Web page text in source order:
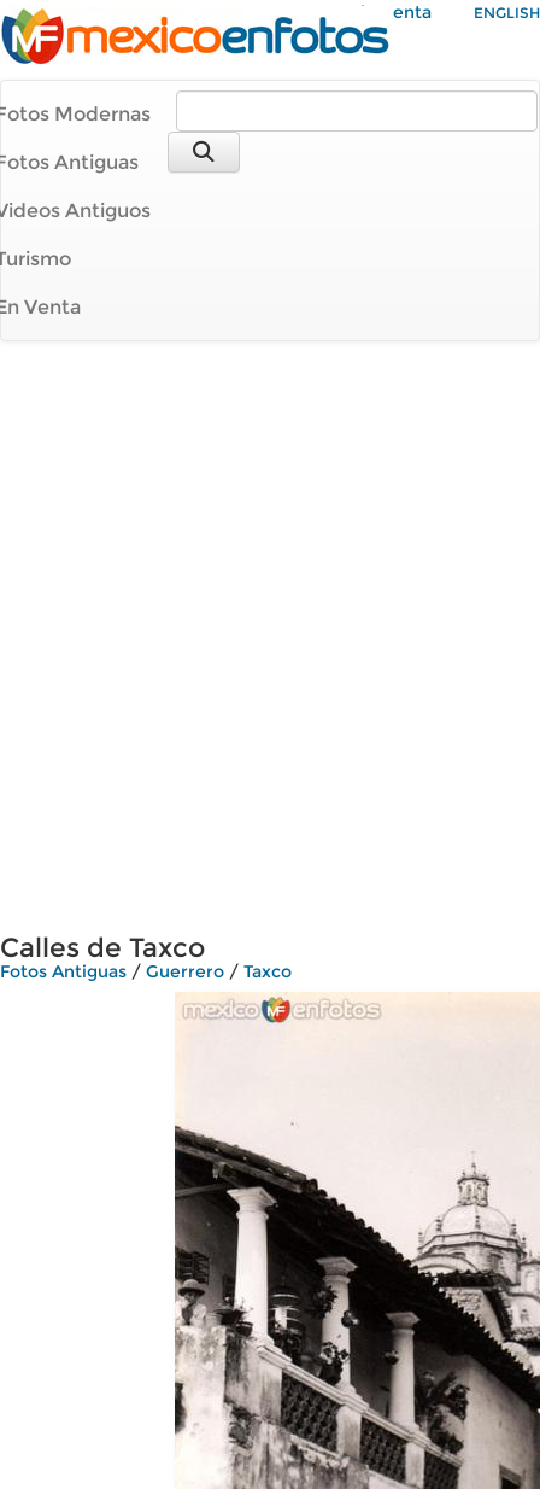
Mi Cuenta ENGLISH
Modernas
Antiguas
Antiguos
Venta
Calles de Taxco
Fotos Antiguas / Guerrero / Taxco